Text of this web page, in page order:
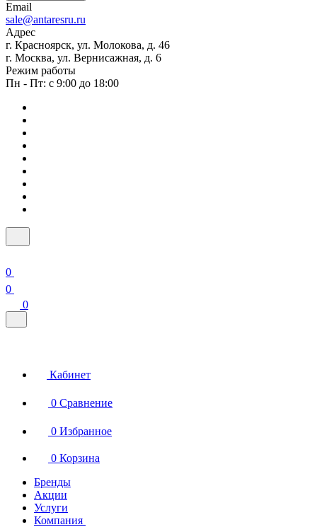
Email
sale@antaresru.ru
Адрес
г. Красноярск, ул. Молокова, д. 46
г. Москва, ул. Вернисажная, д. 6
Режим работы
Пн - Пт: с 9:00 до 18:00
0
0
0
Кабинет
0 Сравнение
0 Избранное
0 Корзина
Бренды
Акции
Услуги
Компания